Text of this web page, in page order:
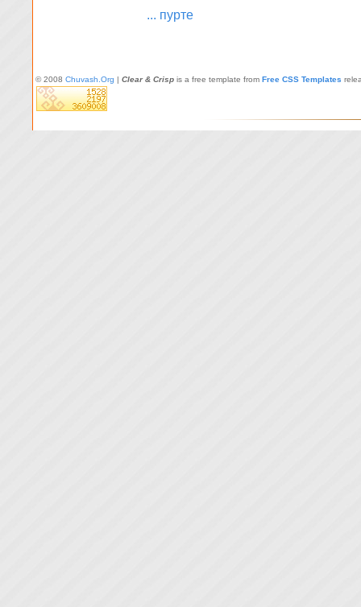
... пурте
© 2008 Chuvash.Org | Clear & Crisp is a free template from Free CSS Templates